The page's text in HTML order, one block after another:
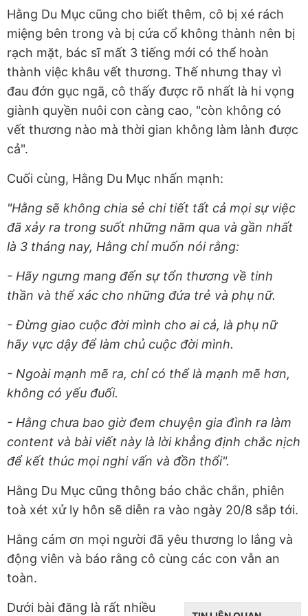
Hằng Du Mục cũng cho biết thêm, cô bị xé rách
miệng bên trong và bị cứa cổ không thành nên bị
rạch mặt, bác sĩ mất 3 tiếng mới có thể hoàn
thành việc khâu vết thương. Thế nhưng thay vì
đau đớn gục ngã, cô thấy được rõ nhất là hi vọng
giành quyền nuôi con càng cao, "còn không có
vết thương nào mà thời gian không làm lành được
cả".
Cuối cùng, Hằng Du Mục nhấn mạnh:
"Hằng sẽ không chia sẻ chi tiết tất cả mọi sự việc
đã xảy ra trong suốt những năm qua và gần nhất
là 3 tháng nay, Hằng chỉ muốn nói rằng:
- Hãy ngưng mang đến sự tổn thương về tinh
thần và thể xác cho những đứa trẻ và phụ nữ.
- Đừng giao cuộc đời mình cho ai cả, là phụ nữ
hãy vực dậy để làm chủ cuộc đời mình.
- Ngoài mạnh mẽ ra, chỉ có thể là mạnh mẽ hơn,
không có yếu đuối.
- Hằng chưa bao giờ đem chuyện gia đình ra làm
content và bài viết này là lời khẳng định chắc nịch
để kết thúc mọi nghi vấn và đồn thổi".
Hằng Du Mục cũng thông báo chắc chắn, phiên
toà xét xử ly hôn sẽ diễn ra vào ngày 20/8 sắp tới.
Hằng cám ơn mọi người đã yêu thương lo lắng và
động viên và báo rằng cô cùng các con vẫn an
toàn.
Dưới bài đăng là rất nhiều